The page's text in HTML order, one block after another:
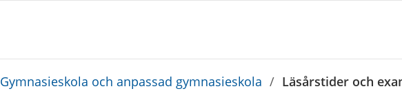
Gymnasieskola och anpassad gymnasieskola / Läsårstider och